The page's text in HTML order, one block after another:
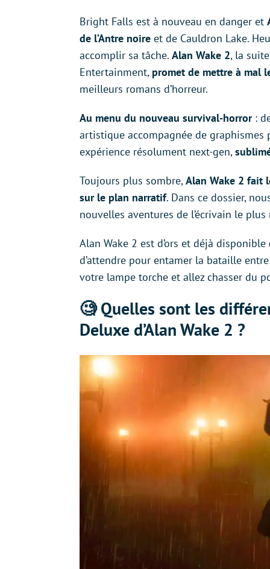
Bright Falls est à nouveau en danger et
de l’Antre noire et de Cauldron Lake.
accomplir sa tâche. Alan Wake 2, la
Entertainment, promet de mettre à mal
meilleurs romans d’horreur.
Au menu du nouveau survival-horror :
artistique accompagnée de graphismes
expérience résolument next-gen,
Toujours plus sombre, Alan Wake 2 fait
sur le plan narratif. Dans ce dossier,
nouvelles aventures de l’écrivain le
Alan Wake 2 est d’ors et déjà disponible
d’attendre pour entamer la bataille
votre lampe torche et allez chasser du
🧐 Quelles sont les
Deluxe d’Alan Wake 2 ?